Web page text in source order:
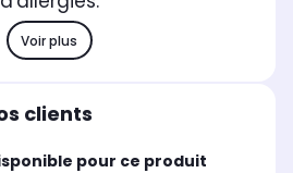
Voir plus
clients
pour ce produit